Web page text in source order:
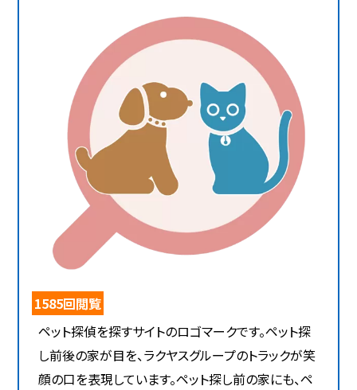
1585回閲覧
ペット探偵を探すサイトのロゴマークです。ペット探
し前後の家が目を、ラクヤスグループのトラックが笑
顔の口を表現しています。ペット探し前の家にも、ペ